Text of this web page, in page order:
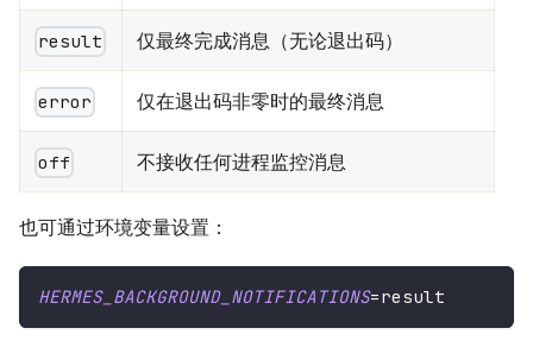
result 仅最终完成消息（无论退出码）
error 仅在退出码非零时的最终消息
off 不接收任何进程监控消息
也可通过环境变量设置：
HERMES_BACKGROUND_NOTIFICATIONS=result